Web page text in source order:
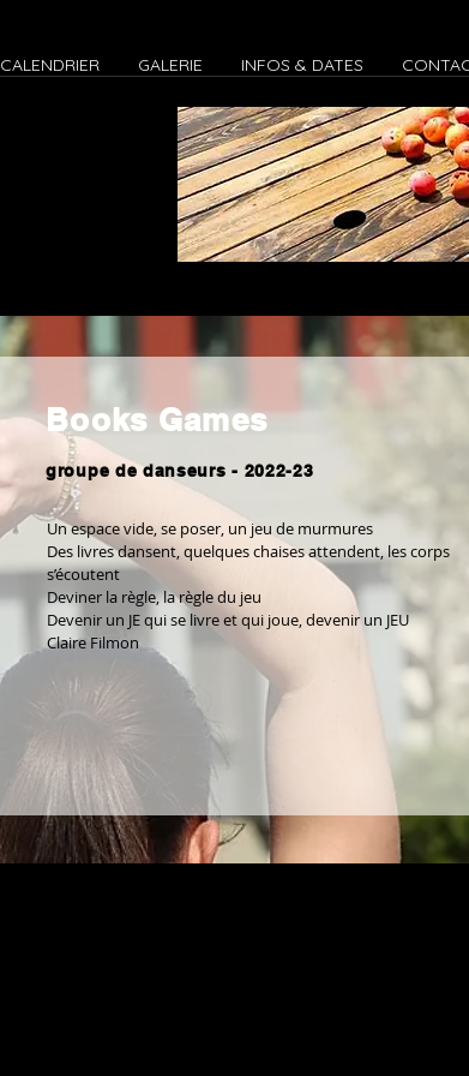
CALENDRIER GALERIE INFOS & DATES
Books Games
groupe de danseurs - 2022-23
Un espace vide, se poser, un jeu de murmures
Des livres dansent, quelques chaises attendent, les corps
s’écoutent
Deviner la règle, la règle du jeu
Devenir un JE qui se livre et qui joue, devenir un JEU
Claire Filmon